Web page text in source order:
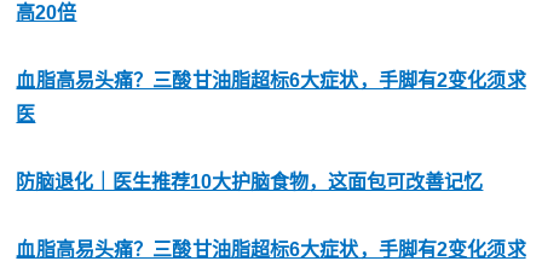
高20倍
血脂高易头痛？三酸甘油脂超标6大症状，手脚有2变化须求
医
防脑退化｜医生推荐10大护脑食物，这面包可改善记忆
血脂高易头痛？三酸甘油脂超标6大症状，手脚有2变化须求